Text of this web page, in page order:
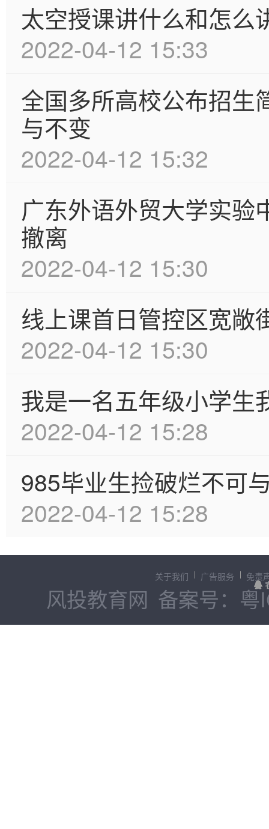
太空授课讲什么和怎么
2022-04-12 15:33
全国多所高校公布招
与不变
2022-04-12 15:32
广东外语外贸大学实验
撤离
2022-04-12 15:30
线上课首日管控区宽敞
2022-04-12 15:30
我是一名五年级小学生
2022-04-12 15:28
985毕业生捡破烂不可
2022-04-12 15:28
关于我们 广告服务 免责
风投教育网 备案号：粤